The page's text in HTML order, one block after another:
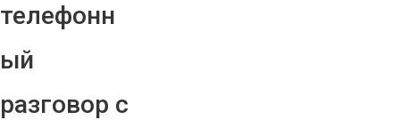
телефонн
ый
разговор с